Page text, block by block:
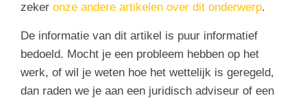
zeker onze andere artikelen over dit onderwerp.
De informatie van dit artikel is puur informatief
bedoeld. Mocht je een probleem hebben op het
werk, of wil je weten hoe het wettelijk is geregeld,
dan raden we je aan een juridisch adviseur of een